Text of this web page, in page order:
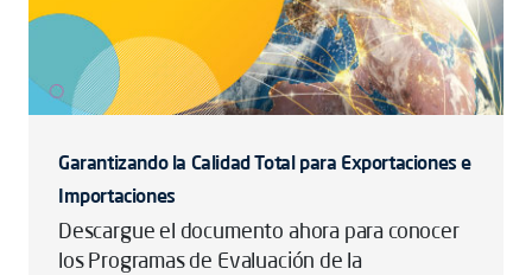
Garantizando la Calidad Total para Exportaciones e
Importaciones
Descargue el documento ahora para conocer
los Programas de Evaluación de la